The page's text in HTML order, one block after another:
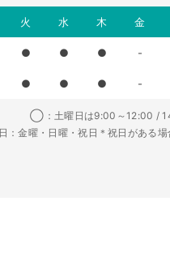
火 水 木 金
● ● ● -
● ● ● -
◯：土曜日は9:00～12:00 /
：金曜・日曜・祝日＊祝日がある